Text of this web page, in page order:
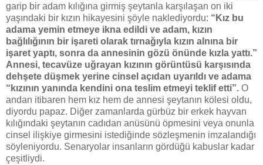
garip bir adam kılığına girmiş şeytanla karşılaşan on iki
yaşındaki bir kızın hikayesini şöyle naklediyordu: “Kız bu
adama yemin etmeye ikna edildi ve adam, kızın
bağlılığının bir işareti olarak tırnağıyla kızın alnına bir
işaret yaptı, sonra da annesinin gözü önünde kızla yattı.”
Annesi, tecavüze uğrayan kızının görüntüsü karşısında
dehşete düşmek yerine cinsel açıdan uyarıldı ve adama
“kızının yanında kendini ona teslim etmeyi teklif etti”. O
andan itibaren hem kız hem de annesi şeytanın kölesi oldu,
diyordu papaz. Diğer zamanlarda gürbüz bir erkek hayvan
kılığındaki şeytanın cadıdan anüsünü öpmesini veya onunla
cinsel ilişkiye girmesini istediğinde sözleşmenin imzalandığı
söyleniyordu. Senaryolar insanların gördüğü kabuslar kadar
çeşitliydi.